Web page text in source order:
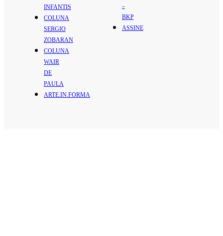
INFANTIS
COLUNA
SERGIO
ZOBARAN
COLUNA
WAIR
DE
PAULA
ARTE.IN.FORMA
–
BKP
ASSINE